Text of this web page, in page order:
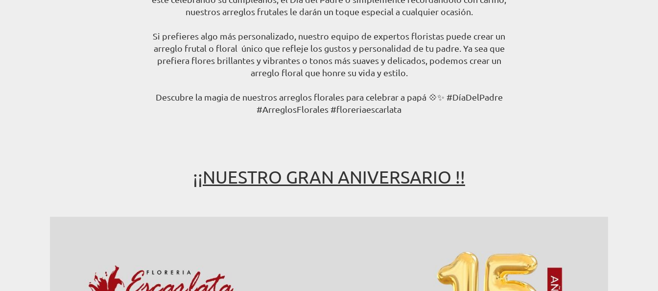
nuestros arreglos frutales le darán un toque especial a cualquier ocasión.
Si prefieres algo más personalizado, nuestro equipo de expertos floristas puede crear un
arreglo frutal o floral único que refleje los gustos y personalidad de tu padre. Ya sea que
prefiera flores brillantes y vibrantes o tonos más suaves y delicados, podemos crear un
arreglo floral que honre su vida y estilo.
Descubre la magia de nuestros arreglos florales para celebrar a papá 💠✨ #DíaDelPadre
#ArreglosFlorales #floreriaescarlata
¡¡NUESTRO GRAN ANIVERSARIO !!